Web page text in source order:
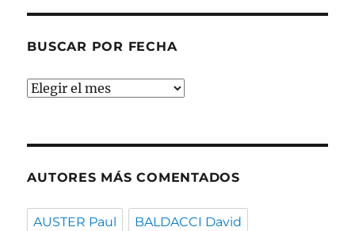
BUSCAR POR FECHA
Buscar
AUTORES MÁS COMENTADOS
AUSTER Paul BALDACCI David